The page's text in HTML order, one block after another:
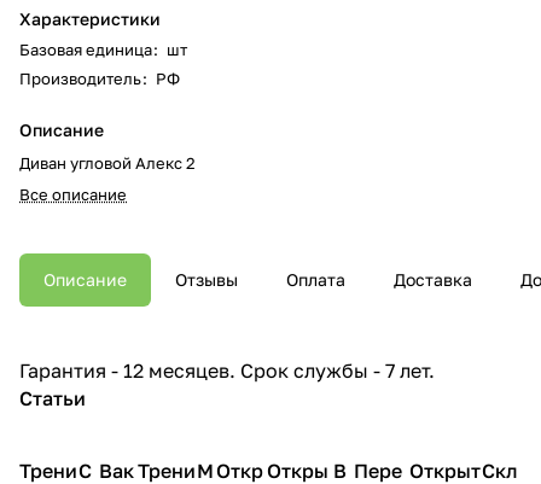
Характеристики
Базовая единица: шт
Производитель: РФ
Описание
Диван угловой Алекс 2
Все описание
Описание Отзывы Оплата Доставка
Гарантия - 12 месяцев. Срок службы - 7 лет.
Статьи
ТрениС ВакТрениМОткрОткры В Пере ОткрытСкл